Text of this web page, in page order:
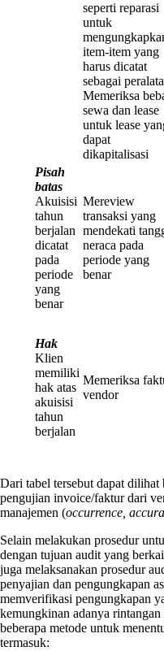
seperti reparasi
untuk
item-item yang
harus dicatat
sebagai
Memeriksa
sewa dan lease
untuk lease
dapat
dikapitalisasi
Pisah
batas
Akuisisi
tahun
berjalan
dicatat
pada
periode
yang
benar
Mereview
transaksi yang
mendekati
neraca pada
periode yang
benar
Hak
Klien
memiliki
hak atas
akuisisi
tahun
berjalan
Memeriksa
vendor
Dari tabel tersebut dapat
pengujian invoice/faktur dari
manajemen (occurrence,
Selain melakukan prosedur
dengan tujuan audit yang
juga melaksanakan prosedur
penyajian dan pengungkapan
memverifikasi pengungkapan
kemungkinan adanya
beberapa metode untuk
termasuk: